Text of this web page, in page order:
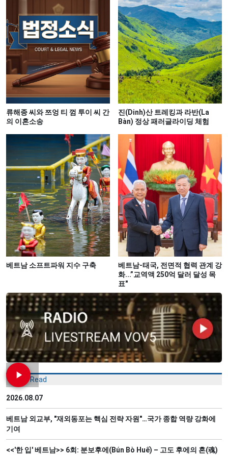
류해종 씨와 쯔엉 티 껌 투이 씨 간
의 이혼소송
진(Dinh)산 트레킹과 라반(La
Bàn) 정상 패러글라이딩 체험
베트남 소프트파워 지수 구축
베트남-태국, 전면적 협력 관계 강
화...”교역액 250억 달러 달성 목
표"
Most Read
2026.08.07
베트남 외교부, "재외동포는 핵심 전략 자원"…국가 종합 역량 강화에
기여
<<'한 입' 베트남>> 6회: 분보후에(Bún Bò Huế) – 고도 후에의 혼(魂)